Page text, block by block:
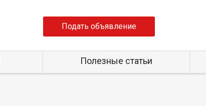
Подать объявление
Полезные статьи